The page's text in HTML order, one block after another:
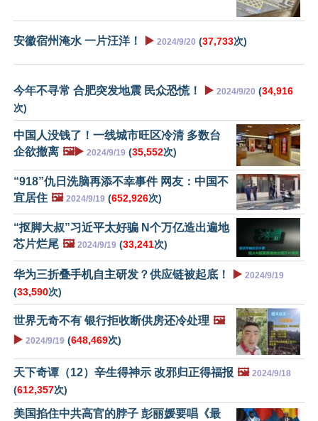
安徽宿州淹水 一片汪洋！ ▶️ 2024/9/20 (37,733次)
今年不寻常 合肥突发地震 民众恐慌！ ▶️ 2024/9/20 (34,916
次)
中国人没钱了！一线城市旺区冷清 多数台
企欲撤离 🖼️▶️ 2024/9/19 (35,552次)
“918”仇日洗脑再添不幸事件 网友：中国不
宜居住 🖼️ 2024/9/19 (652,926次)
“抠脚大叔”习近平太好骗 N个万亿造出遍地
芯片烂尾 🖼️ 2024/9/19 (33,241次)
华为三折叠手机自主研发？供应链被起底！ ▶️ 2024/9/19
(33,590次)
世界无奇不有 银行拒收断供房还冷处理 🖼️
▶️ 2024/9/19 (648,469次)
天下奇谭（12）辛生得神示 改邪归正得福报 🖼️ 2024/9/18
(612,357次)
美国掐住中共高官的脖子 彭丽媛要唱《最